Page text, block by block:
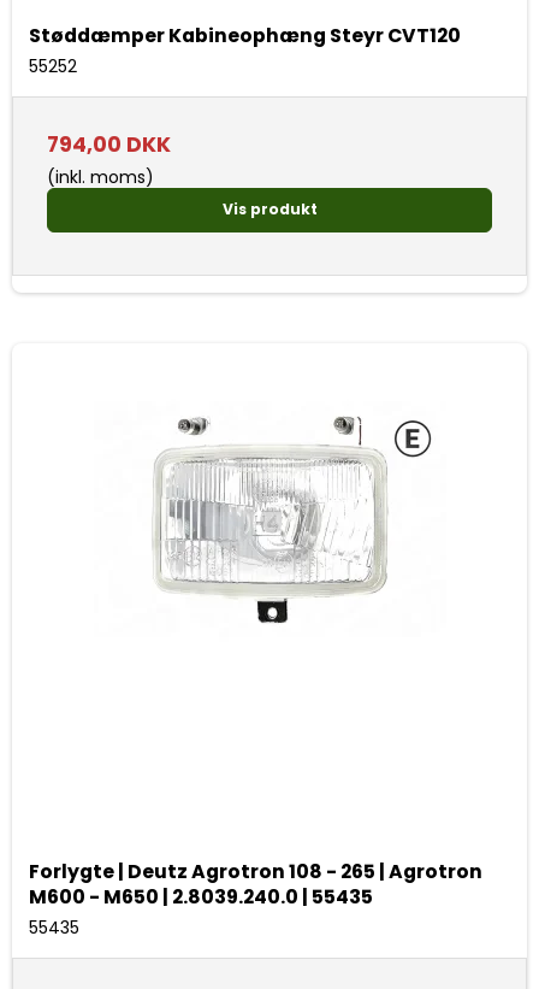
Støddæmper Kabineophæng Steyr CVT120
55252
794,00 DKK
(inkl. moms)
Vis produkt
Forlygte | Deutz Agrotron 108 - 265 | Agrotron
M600 - M650 | 2.8039.240.0 | 55435
55435